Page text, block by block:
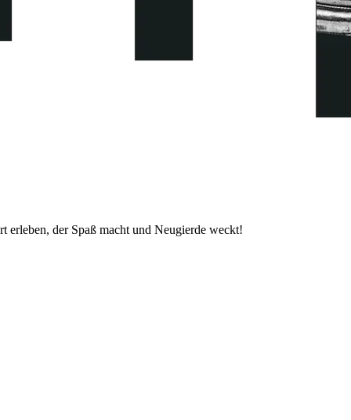
erleben, der Spaß macht und Neugierde weckt!